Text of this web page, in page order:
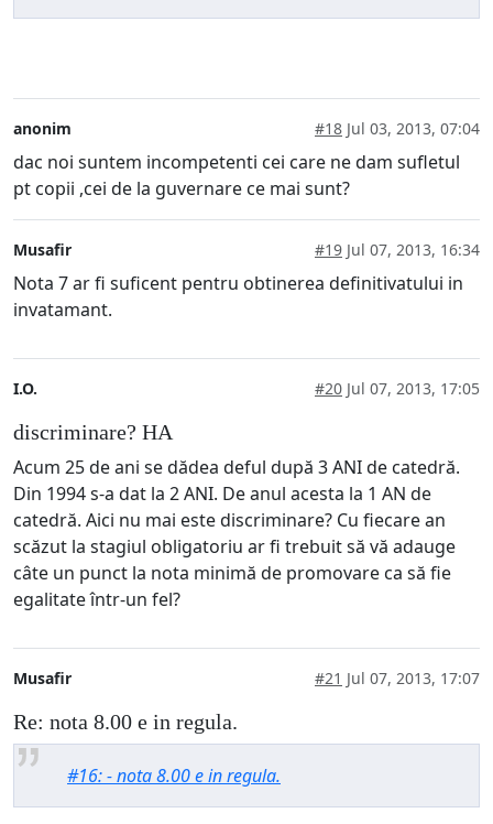
anonim #18 Jul 03, 2013, 07:04
dac noi suntem incompetenti cei care ne dam sufletul
pt copii ,cei de la guvernare ce mai sunt?
Musafir #19 Jul 07, 2013, 16:34
Nota 7 ar fi suficent pentru obtinerea definitivatului in
invatamant.
I.O. #20 Jul 07, 2013, 17:05
discriminare? HA
Acum 25 de ani se dădea deful după 3 ANI de catedră.
Din 1994 s-a dat la 2 ANI. De anul acesta la 1 AN de
catedră. Aici nu mai este discriminare? Cu fiecare an
scăzut la stagiul obligatoriu ar fi trebuit să vă adauge
câte un punct la nota minimă de promovare ca să fie
egalitate într-un fel?
Musafir #21 Jul 07, 2013, 17:07
Re: nota 8.00 e in regula.
#16: - nota 8.00 e in regula.